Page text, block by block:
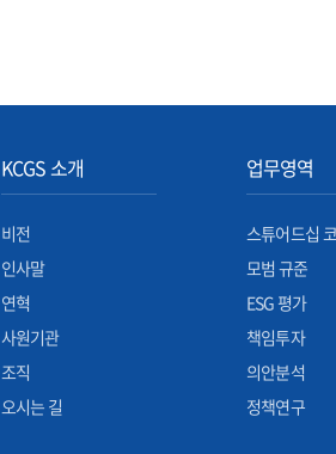
KCGS 소개
비전
인사말
연혁
사원기관
조직
오시는 길
업무영역
스튜어드십
모범 규준
ESG 평가
책임투자
의안분석
정책연구